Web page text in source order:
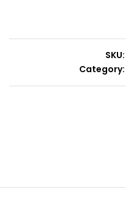
SKU:
Category: